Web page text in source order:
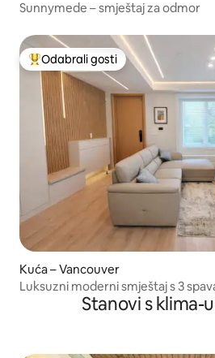
Sunnymede – smještaj za odmor
Među najviše rangiranima s
Odabrali gosti
Kuća – Vancouver
Luksuzni moderni smještaj s 3
Stanovi s klima-